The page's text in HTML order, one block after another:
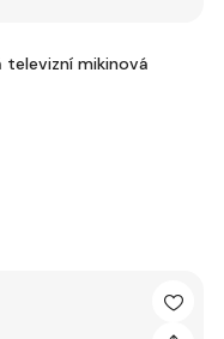
televizní mikinová